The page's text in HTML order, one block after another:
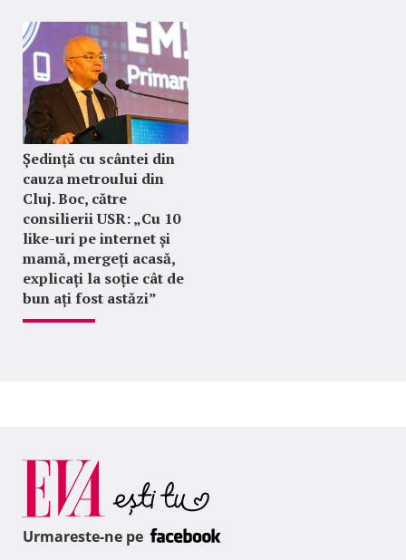
Ședință cu scântei din
cauza metroului din
Cluj. Boc, către
consilierii USR: „Cu 10
like-uri pe internet și
mamă, mergeți acasă,
explicați la soție cât de
bun ați fost astăzi”
Urmareste-ne pe